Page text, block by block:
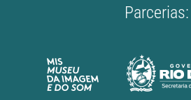
Parcerias: